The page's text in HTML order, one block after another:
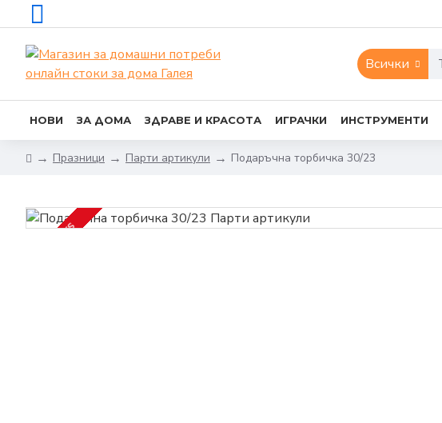
Всички
НОВИ ЗА ДОМА ЗДРАВЕ И КРАСОТА ИГРАЧКИ ИНСТРУМЕНТИ
Празници Парти артикули Подаръчна торбичка 30/23
2-3 DAYS